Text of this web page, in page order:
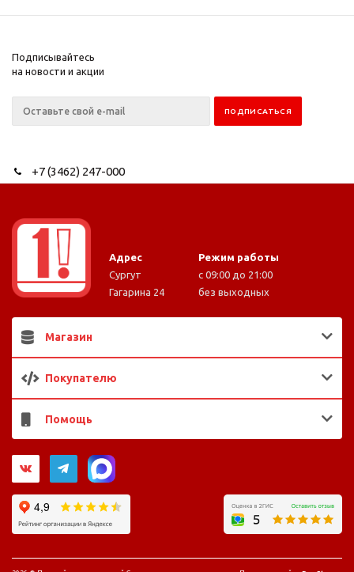
Подписывайтесь
на новости и акции
+7 (3462) 247-000
Адрес
Сургут
Гагарина 24
Режим работы
с 09:00 до 21:00
без выходных
Магазин
Покупателю
Помощь